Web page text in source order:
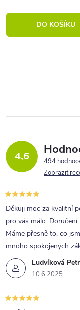
DO KOŠÍKU
4,6
494
Zobrazit
Ludvíková
10.6.2025
Děkuji moc za kvalitní
pro vás málo.
Máme přesně to, co
mnoho spokojených